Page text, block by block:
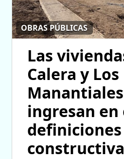
OBRAS PÚBLICAS
Las
Calera y Los
Manantiales
ingresan en
definiciones